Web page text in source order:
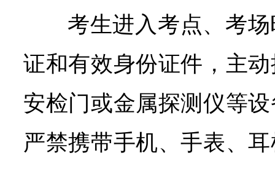
考生进入考点、考
证和有效身份证件，主
安检门或金属探测仪等
严禁携带手机、手表、